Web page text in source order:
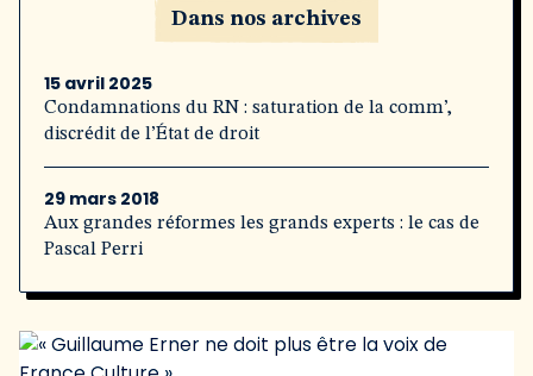
Dans nos archives
15 avril 2025
Condamnations du RN : saturation de la comm’,
discrédit de l’État de droit
29 mars 2018
Aux grandes réformes les grands experts : le cas de
Pascal Perri